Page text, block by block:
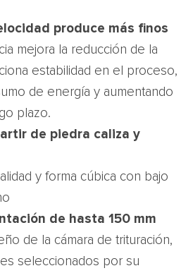
produce más finos
mejora la reducción de la
estabilidad en el proceso,
de energía y aumentando
plazo.
de piedra caliza y
y forma cúbica con bajo
de hasta 150 mm
de la cámara de trituración,
seleccionados por su